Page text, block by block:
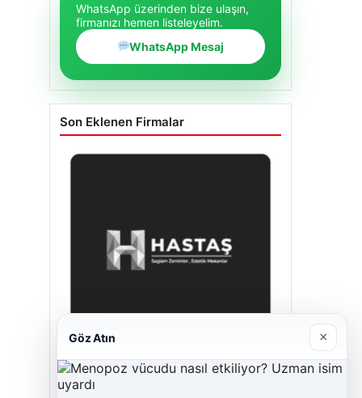
WhatsApp üzerinden bize ulaşın,
firmanızı hemen listeleyelim.
WhatsApp Mesaj
Son Eklenen Firmalar
Enes Kaplan Avukatlık Bürosu
Göz Atın ×